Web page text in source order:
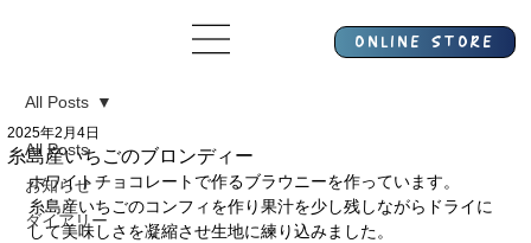
All Posts
お知らせ
ダイアリー
All Posts
糸島産いちごのブロンディー
2025年2月4日
ホワイトチョコレートで作るブラウニーを作っています。
糸島産いちごのコンフィを作り果汁を少し残しながらドライに
して美味しさを凝縮させ生地に練り込みました。